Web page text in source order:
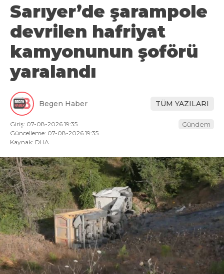
Sarıyer’de şarampole
devrilen hafriyat
kamyonunun şoförü
yaralandı
Begen Haber TÜM YAZILARI
Giriş: 07-08-2026 19:35
Güncelleme: 07-08-2026 19:35
Kaynak: DHA
Gündem